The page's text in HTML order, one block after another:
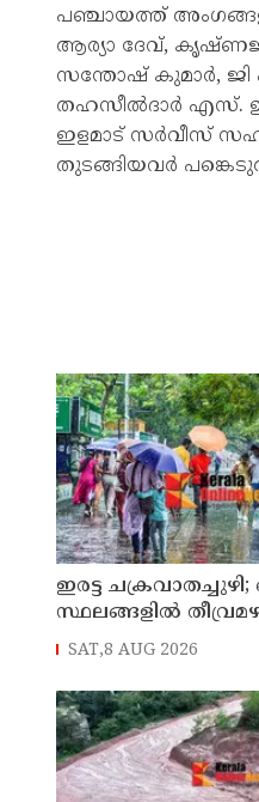
പഞ്ചായത്ത്
ആര്യാ ദേവ്,
സന്തോഷ് കുമാർ,
തഹസീൽദാർ എസ്.
ഇളമാട് സർവീസ്
തുടങ്ങിയവർ
ഇരട്ട ചക്രവാതച്ചുഴി;
സ്ഥലങ്ങളില്‍
സാധ്യത, ഓറഞ്ച്
SAT,8 AUG 2026